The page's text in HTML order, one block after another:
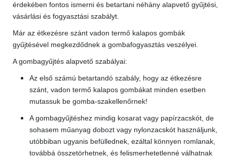
érdekében fontos ismerni és betartani néhány alapvető gyűjtési,
vásárlási és fogyasztási szabályt.
Már az étkezésre szánt vadon termő kalapos gombák
gyűjtésével megkezdődnek a gombafogyasztás veszélyei.
A gombagyűjtés alapvető szabályai:
Az első számú betartandó szabály, hogy az étkezésre
szánt, vadon termő kalapos gombákat minden esetben
mutassuk be gomba-szakellenőrnek!
A gombagyűjtéshez mindig kosarat vagy papírzacskót, de
sohasem műanyag dobozt vagy nylonzacskót használjunk,
utóbbiban ugyanis befüllednek, ezáltal könnyen romlanak,
továbbá összetörhetnek, és felismerhetetlenné válhatnak